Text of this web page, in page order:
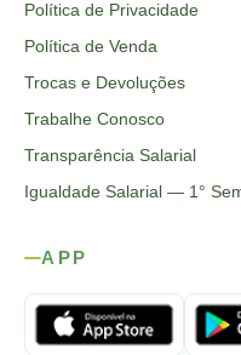
Política de Privacidade
Política de Venda
Trocas e Devoluções
Trabalhe Conosco
Transparência Salarial
Igualdade Salarial — 1°
APP